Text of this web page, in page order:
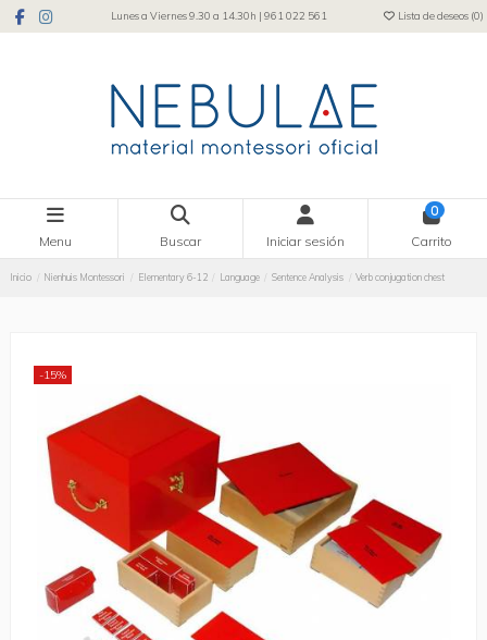
Lunes a Viernes 9.30 a 14.30h | 961 022 561 Lista de deseos (0)
Menu Buscar Iniciar sesión
0
Carrito
Inicio Nienhuis Montessori Elementary 6-12 Language Sentence Analysis Verb conjugation chest
-15%